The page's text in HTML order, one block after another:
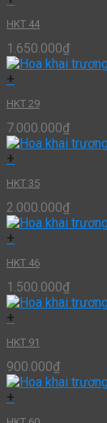
HKT 44
1.650.000₫
+
HKT 29
7.000.000₫
+
HKT 35
2.000.000₫
+
HKT 46
1.500.000₫
+
HKT 91
900.000₫
+